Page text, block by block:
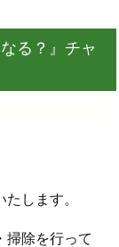
る？』チャ
します。
掃除を行って